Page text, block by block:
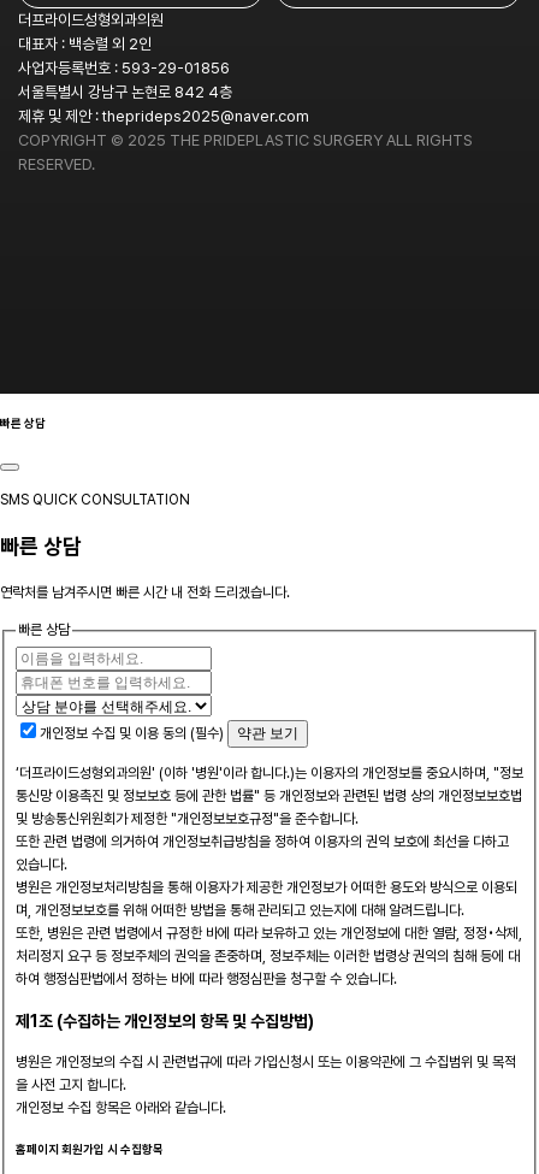
더프라이드성형외과의원
대표자 : 백승렬 외 2인
사업자등록번호 : 593-29-01856
서울특별시 강남구 논현로 842 4층
제휴 및 제안 :theprideps2025@naver.com
COPYRIGHT © 2025 THE PRIDEPLASTIC SURGERY ALL RIGHTS
RESERVED.
빠른 상담
SMS QUICK CONSULTATION
빠른 상담
연락처를 남겨주시면 빠른 시간 내 전화 드리겠습니다.
빠른 상담
개인정보 수집 및 이용 동의 (필수) 약관 보기
‘더프라이드성형외과의원' (이하 '병원'이라 합니다.)는 이용자의 개인정보를 중요시하며, "정보
통신망 이용촉진 및 정보보호 등에 관한 법률" 등 개인정보와 관련된 법령 상의 개인정보보호법
및 방송통신위원회가 제정한 "개인정보보호규정"을 준수합니다.
또한 관련 법령에 의거하여 개인정보취급방침을 정하여 이용자의 권익 보호에 최선을 다하고
있습니다.
병원은 개인정보처리방침을 통해 이용자가 제공한 개인정보가 어떠한 용도와 방식으로 이용되
며, 개인정보보호를 위해 어떠한 방법을 통해 관리되고 있는지에 대해 알려드립니다.
또한, 병원은 관련 법령에서 규정한 바에 따라 보유하고 있는 개인정보에 대한 열람, 정정•삭제,
처리정지 요구 등 정보주체의 권익을 존중하며, 정보주체는 이러한 법령상 권익의 침해 등에 대
하여 행정심판법에서 정하는 바에 따라 행정심판을 청구할 수 있습니다.
제1조 (수집하는 개인정보의 항목 및 수집방법)
병원은 개인정보의 수집 시 관련법규에 따라 가입신청시 또는 이용약관에 그 수집범위 및 목적
을 사전 고지 합니다.
개인정보 수집 항목은 아래와 같습니다.
홈페이지 회원가입 시 수집항목